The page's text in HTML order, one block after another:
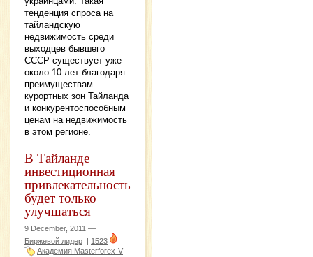
тенденция спроса на
тайландскую
недвижимость среди
выходцев бывшего
СССР существует уже
около 10 лет благодаря
преимуществам
курортных зон Тайланда
и конкурентоспособным
ценам на недвижимость
в этом регионе.
В Тайланде
инвестиционная
привлекательность
будет только
улучшаться
9 December, 2011 —
Биржевой лидер
1523
Академия Masterforex-V